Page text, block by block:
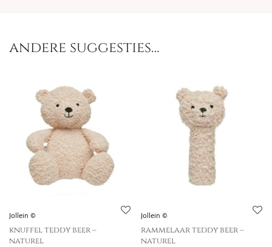
andere suggesties…
Jollein ©
knuffel teddy beer –
naturel
Jollein ©
rammelaar teddy beer –
naturel